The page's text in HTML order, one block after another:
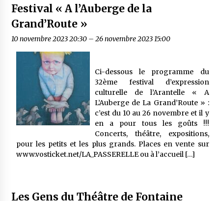
Festival « A l’Auberge de la
Grand’Route »
10 novembre 2023 20:30– 26 novembre 2023 15:00
Ci-dessous le programme du
32ème festival d’expression
culturelle de l’Arantelle « A
L’Auberge de La Grand’Route » :
c’est du 10 au 26 novembre et il y
en a pour tous les goûts !!!
Concerts, théâtre, expositions,
pour les petits et les plus grands. Places en vente sur
www.vosticket.net/LA_PASSERELLE ou à l’accueil […]
Les Gens du Théâtre de Fontaine